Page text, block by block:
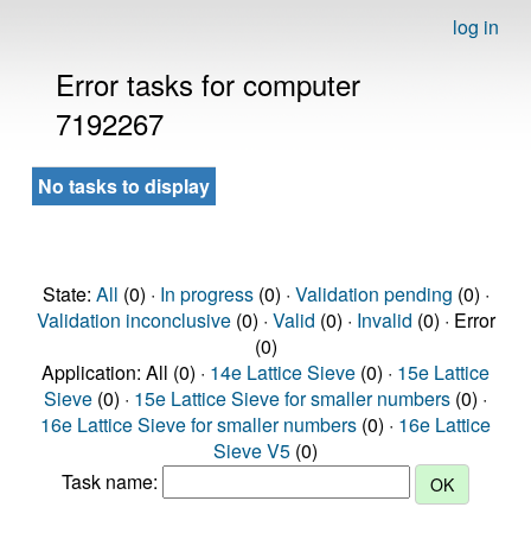
log in
Error tasks for computer
7192267
No tasks to display
State: All (0) · In progress(0) · Validation pending (0) ·
Validation inconclusive(0) · Valid (0) · Invalid (0) · Error
(0)
Application: All (0) · 14e Lattice Sieve (0) · 15e Lattice
Sieve (0) · 15e Lattice Sieve for smaller numbers (0) ·
16e Lattice Sieve for smaller numbers (0) · 16e Lattice
Sieve V5 (0)
Task name: